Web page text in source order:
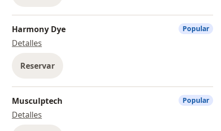
Harmony Dye
Detalles
Reservar
Popular
Musculptech
Detalles
Popular